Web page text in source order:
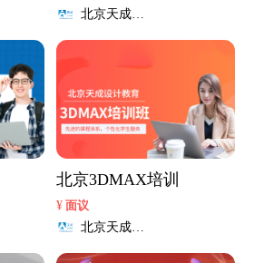
北京天成设
北京3DMAX培训
¥ 面议
北京天成设